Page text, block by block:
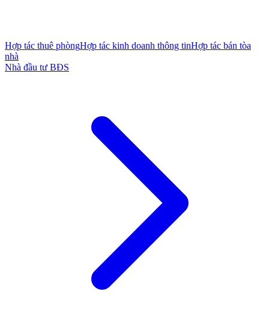
Hợp tác thuê phòngHợp tác kinh doanh thông tinHợp tác bán tòa
nhà
Nhà đầu tư BĐS